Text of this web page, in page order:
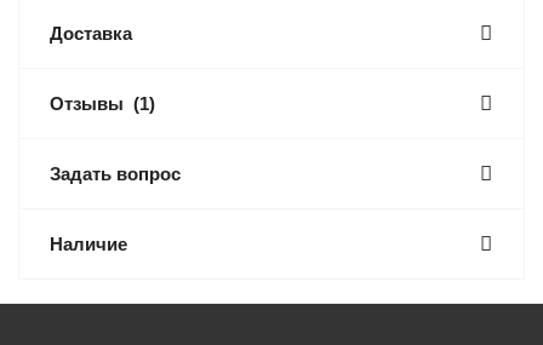
Доставка
Отзывы (1)
Задать вопрос
Наличие